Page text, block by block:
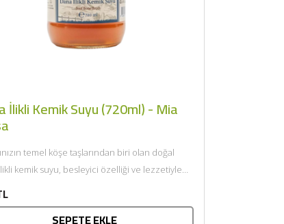
İlikli Kemik Suyu (720ml) - Mia
temel köşe taşlarından biri olan doğal
kemik suyu, besleyici özelliği ve lezzetiyle
SEPETE EKLE